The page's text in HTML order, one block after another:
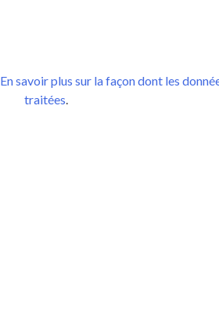
En savoir plus sur la façon dont les
traitées.